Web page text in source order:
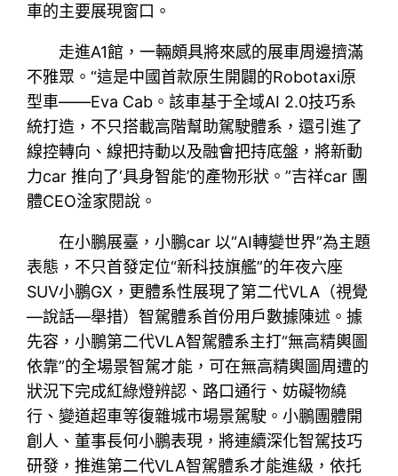
車的主要展現窗口。
走進A1館，一輛頗具將來感的展車周邊擠滿
不雅眾。“這是中國首款原生開闢的Robotaxi原
型車——Eva Cab。該車基于全域AI 2.0技巧系
統打造，不只搭載高階幫助駕駛體系，還引進了
線控轉向、線把持動以及融會把持底盤，將新動
力car 推向了‘具身智能’的產物形狀。”吉祥car 團
體CEO淦家閱說。
在小鵬展臺，小鵬car 以“AI轉變世界”為主題
表態，不只首發定位“新科技旗艦”的年夜六座
SUV小鵬GX，更體系性展現了第二代VLA（視覺
—說話—舉措）智駕體系首份用戶數據陳述。據
先容，小鵬第二代VLA智駕體系主打“無高精輿圖
依靠”的全場景智駕才能，可在無高精輿圖周遭的
狀況下完成紅綠燈辨認、路口通行、妨礙物繞
行、變道超車等復雜城市場景駕駛。小鵬團體開
創人、董事長何小鵬表現，將連續深化智駕技巧
研發，推進第二代VLA智駕體系才能進級，依托